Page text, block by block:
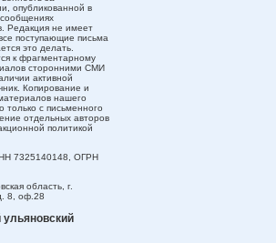
опубликованной в
Редакция не имеет
поступающие письма
это делать.
к фрагментарному
сторонними СМИ
активной
Копирование и
нашего
с письменного
отдельных авторов
политикой
7325140148, ОГРН
область, г.
8, оф.28